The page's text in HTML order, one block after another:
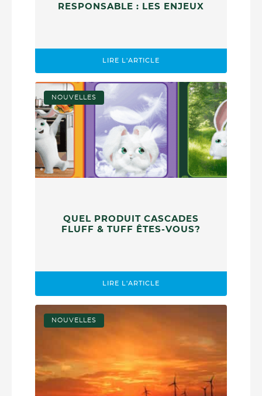
RESPONSABLE : LES ENJEUX
LIRE L'ARTICLE
NOUVELLES
QUEL PRODUIT CASCADES
FLUFF & TUFF ÊTES-VOUS?
LIRE L'ARTICLE
NOUVELLES